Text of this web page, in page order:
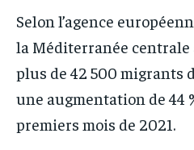
Selon l’agence
la Méditerranée centrale
plus de 42 500 migrants
une augmentation de 44
premiers mois de 2021.